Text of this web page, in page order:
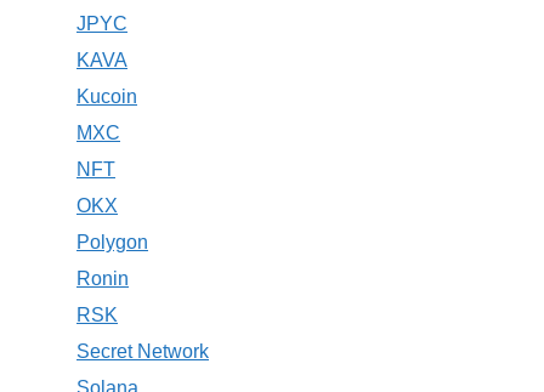
JPYC
KAVA
Kucoin
MXC
NFT
OKX
Polygon
Ronin
RSK
Secret Network